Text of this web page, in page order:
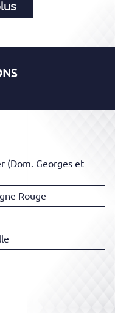
(Dom. Georges et
Rouge